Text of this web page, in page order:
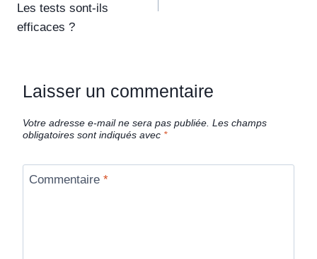
Les tests sont-ils
efficaces ?
Laisser un commentaire
Votre adresse e-mail ne sera pas publiée. Les champs
obligatoires sont indiqués avec *
Commentaire *